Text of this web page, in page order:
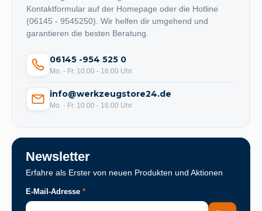
Kontaktformular auf der Homepage oder die Hotline
(06145 - 9545250). Wir helfen dir umgehend und
garantieren die besten Beratung.
06145 -954 525 0
Mo. - Fr. 10:00 - 16:00 Uhr
info@werkzeugstore24.de
Mo. - Fr. 10:00 - 16:00 Uhr
Newsletter
Erfahre als Erster von neuen Produkten und Aktionen
E-Mail-Adresse *